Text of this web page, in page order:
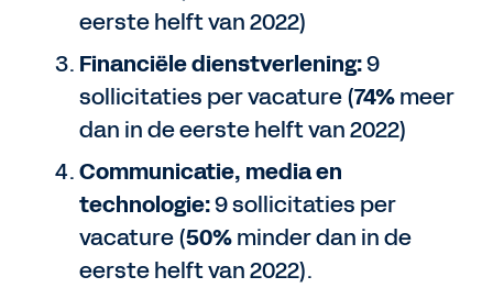
eerste helft van 2022)
Financiële dienstverlening:9
sollicitaties per vacature (74%meer
dan in de eerste helft van 2022)
Communicatie, media en
technologie:9 sollicitaties per
vacature (50%minder dan in de
eerste helft van 2022).